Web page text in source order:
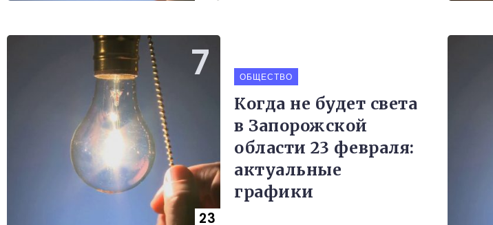
23
ОБЩЕСТВО
Когда не будет света
в Запорожской
области 23 февраля:
актуальные
графики